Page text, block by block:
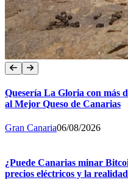
Quesería La Gloria con más
al Mejor Queso de Canarias
Gran Canaria06/08/2026
¿Puede Canarias minar
precios eléctricos y la